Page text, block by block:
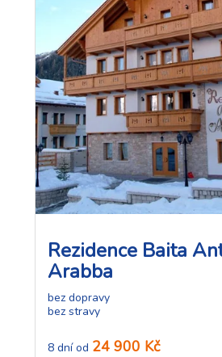
Rezidence Baita
Arabba
bez dopravy
bez stravy
8 dní od 24 900 Kč